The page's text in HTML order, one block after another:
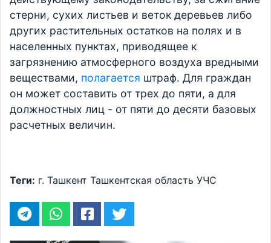
стерни, сухих листьев и веток деревьев либо
других растительных остатков на полях и в
населенных пунктах, приводящее к
загрязнению атмосферного воздуха вредными
веществами, полагается штраф. Для граждан
он может составить от трех до пяти, а для
должностных лиц - от пяти до десяти базовых
расчетных величин.
Теги: г. Ташкент Ташкентская область УЧС